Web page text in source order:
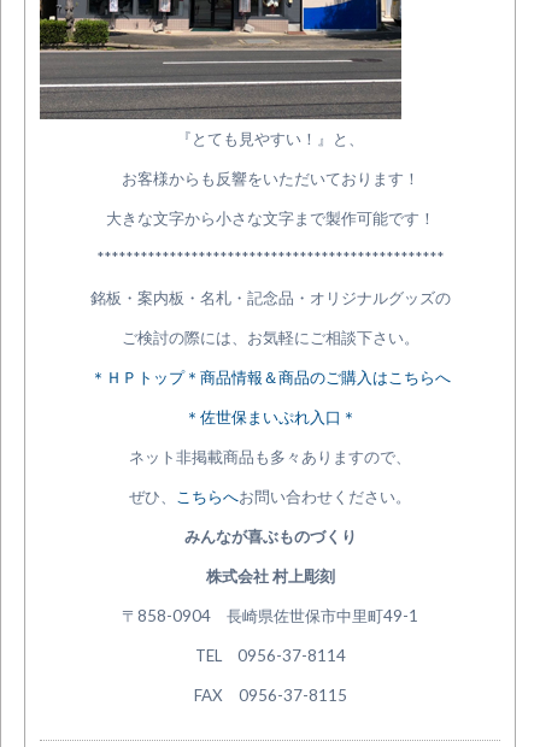
『とても見やすい！』と、
お客様からも反響をいただいております！
大きな文字から小さな文字まで製作可能です！
************************************************
銘板・案内板・名札・記念品・オリジナルグッズの
ご検討の際には、お気軽にご相談下さい。
＊ＨＰトップ＊商品情報＆商品のご購入はこちらへ
＊佐世保まいぷれ入口＊
ネット非掲載商品も多々ありますので、
ぜひ、 こちらへお問い合わせください。
みんなが喜ぶものづくり
株式会社 村上彫刻
〒858-0904 長崎県佐世保市中里町49-1
TEL 0956-37-8114
FAX 0956-37-8115